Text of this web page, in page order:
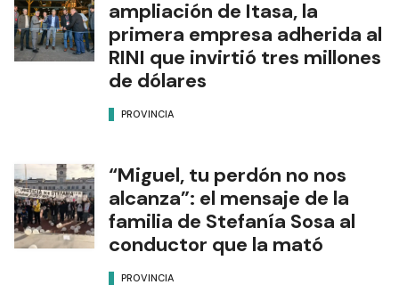
ampliación de Itasa, la
primera empresa adherida al
RINI que invirtió tres millones
de dólares
PROVINCIA
“Miguel, tu perdón no nos
alcanza”: el mensaje de la
familia de Stefanía Sosa al
conductor que la mató
PROVINCIA